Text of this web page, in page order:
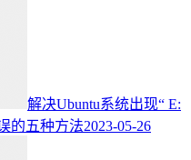
解决Ubuntu系统出现“ E:
的五种方法2023-05-26